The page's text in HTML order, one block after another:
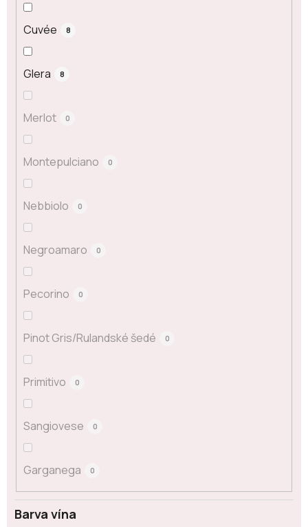
Cuvée 8
Glera 8
Merlot 0
Montepulciano 0
Nebbiolo 0
Negroamaro 0
Pecorino 0
Pinot Gris/Rulandské šedé 0
Primitivo 0
Sangiovese 0
Garganega 0
Barva vína